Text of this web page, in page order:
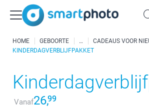
HOME GEBOORTE
CADEAUS VOOR
KINDERDAGVERBLIJFPAKKET
Vanaf26,99